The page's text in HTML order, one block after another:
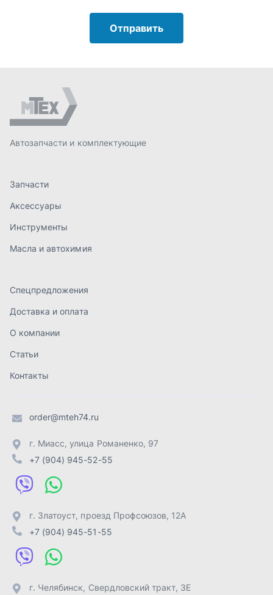
Масла и автохимия
Спецпредложения
Доставка и оплата
Контакты
order@mteh74.ru
+7 (904) 945-52-55
г. Златоуст
г. Челябинск
+7 (904) 945-04-44
Отправить заявку
ИП Лахтачёв О.В.